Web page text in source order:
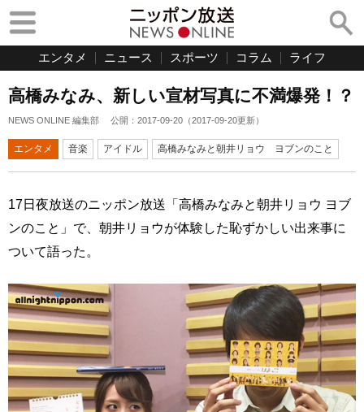
エンタメ ニュース スポーツ コラム ライフ
高橋みなみ、新しい宣材写真に不満爆発！？
NEWS ONLINE 編集部 公開： 2017-09-20 （2017-09-20更新）
エンタメ 音楽 アイドル 高橋みなみと朝井リョウ ヨブンのこと
17日夜放送のニッポン放送「高橋みなみと朝井リョウ ヨブ
ンのこと」で、朝井リョウが体験した恥ずかしい出来事に
ついて語った。